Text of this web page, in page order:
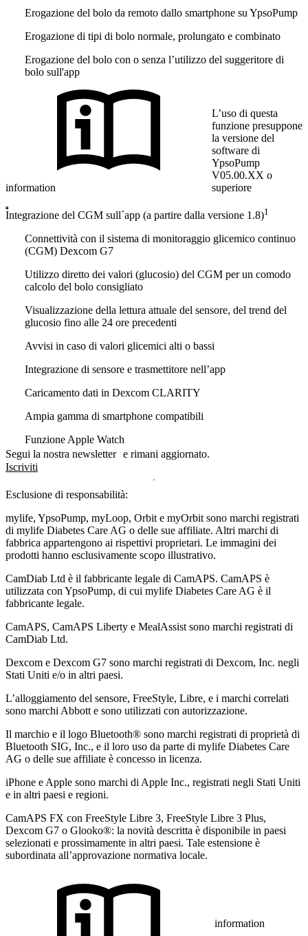
Erogazione del bolo da remoto dallo smartphone su YpsoPump
Erogazione di tipi di bolo normale, prolungato e combinato
Erogazione del bolo con o senza l’utilizzo del suggeritore di
bolo sull'app
information
L’uso di questa
funzione presuppone
la versione del
software di
YpsoPump
V05.00.XX o
superiore
Integrazione del CGM sull´app (a partire dalla versione 1.8)1
Connettività con il sistema di monitoraggio glicemico continuo
(CGM) Dexcom G7
Utilizzo diretto dei valori (glucosio) del CGM per un comodo
calcolo del bolo consigliato
Visualizzazione della lettura attuale del sensore, del trend del
glucosio fino alle 24 ore precedenti
Avvisi in caso di valori glicemici alti o bassi
Integrazione di sensore e trasmettitore nell’app
Caricamento dati in Dexcom CLARITY
Ampia gamma di smartphone compatibili
Funzione Apple Watch
Segui la nostra newsletter e rimani aggiornato.
Iscriviti
Esclusione di responsabilità:
mylife, YpsoPump, myLoop, Orbit e myOrbit sono marchi registrati
di mylife Diabetes Care AG o delle sue affiliate. Altri marchi di
fabbrica appartengono ai rispettivi proprietari. Le immagini dei
prodotti hanno esclusivamente scopo illustrativo.
CamDiab Ltd è il fabbricante legale di CamAPS. CamAPS è
utilizzata con YpsoPump, di cui mylife Diabetes Care AG è il
fabbricante legale.
CamAPS, CamAPS Liberty e MealAssist sono marchi registrati di
CamDiab Ltd.
Dexcom e Dexcom G7 sono marchi registrati di Dexcom, Inc. negli
Stati Uniti e/o in altri paesi.
L’alloggiamento del sensore, FreeStyle, Libre, e i marchi correlati
sono marchi Abbott e sono utilizzati con autorizzazione.
Il marchio e il logo Bluetooth® sono marchi registrati di proprietà di
Bluetooth SIG, Inc., e il loro uso da parte di mylife Diabetes Care
AG o delle sue affiliate è concesso in licenza.
iPhone e Apple sono marchi di Apple Inc., registrati negli Stati Uniti
e in altri paesi e regioni.
CamAPS FX con FreeStyle Libre 3, FreeStyle Libre 3 Plus,
Dexcom G7 o Glooko®: la novità descritta è disponibile in paesi
selezionati e prossimamente in altri paesi. Tale estensione è
subordinata all’approvazione normativa locale.
information